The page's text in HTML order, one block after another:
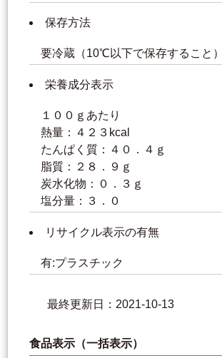
保存方法
要冷蔵（10℃以下で保存すること）
栄養成分表示
１００ｇあたり
熱量：４２３kcal
たんぱく質：４０．４ｇ
脂質：２８．９ｇ
炭水化物：０．３ｇ
塩分量：３．０
リサイクル表示の有無
有:プラスチック
最終更新日：2021-10-13
食品表示（一括表示）